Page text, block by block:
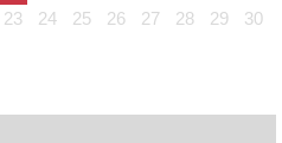
23 24 25 26 27 28 29
30